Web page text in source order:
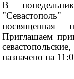
В
посвященная
Приглашаем
назначено на